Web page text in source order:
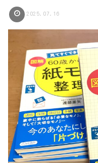
2025.07.16